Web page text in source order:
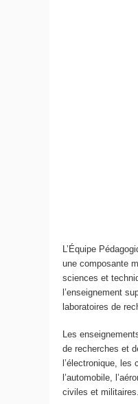
L’Équipe
une composante
sciences et
l’enseignement
laboratoires de
Les
de recherches et
l’électronique,
l’automobile,
civiles et